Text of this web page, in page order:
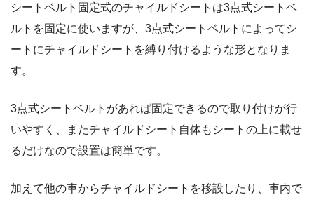
シートベルト固定式のチャイルドシートは3点式シートベ
ルトを固定に使いますが、3点式シートベルトによってシ
ートにチャイルドシートを縛り付けるような形となりま
す。
3点式シートベルトがあれば固定できるので取り付けが行
いやすく、またチャイルドシート自体もシートの上に載せ
るだけなので設置は簡単です。
加えて他の車からチャイルドシートを移設したり、車内で